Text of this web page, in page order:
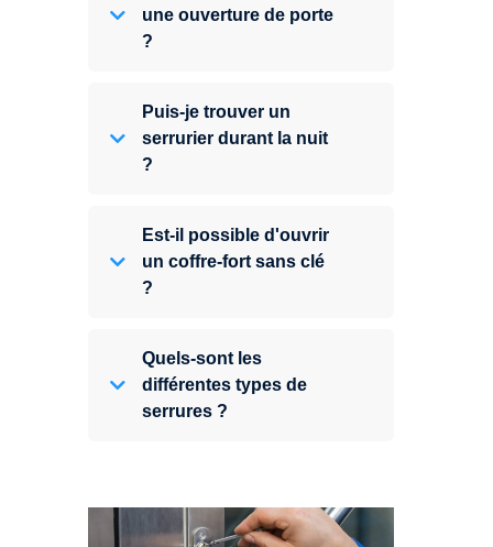
une ouverture de porte
?
Puis-je trouver un
serrurier durant la nuit
?
Est-il possible d'ouvrir
un coffre-fort sans clé
?
Quels-sont les
différentes types de
serrures ?
Vous avez perdu vos clés ou la